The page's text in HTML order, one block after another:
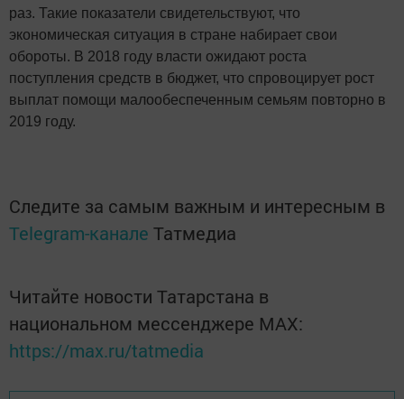
раз. Такие показатели свидетельствуют, что
экономическая ситуация в стране набирает свои
обороты. В 2018 году власти ожидают роста
поступления средств в бюджет, что спровоцирует рост
выплат помощи малообеспеченным семьям повторно в
2019 году.
Следите за самым важным и интересным в
Telegram-канале Татмедиа
Читайте новости Татарстана в
национальном мессенджере MАХ:
https://max.ru/tatmedia